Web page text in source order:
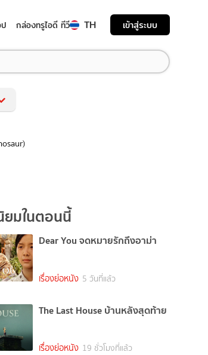
กล่องทรูไอดี ทีวี TH เข้าสู่ระบบ
มในตอนนี้
Dear You จดหมายรักถึงอาม่า
เรื่องย่อหนัง 5 วันที่แล้ว
The Last House บ้านหลังสุดท้าย
เรื่องย่อหนัง 19 ชั่วโมงที่แล้ว